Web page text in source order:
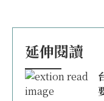
延伸閱讀